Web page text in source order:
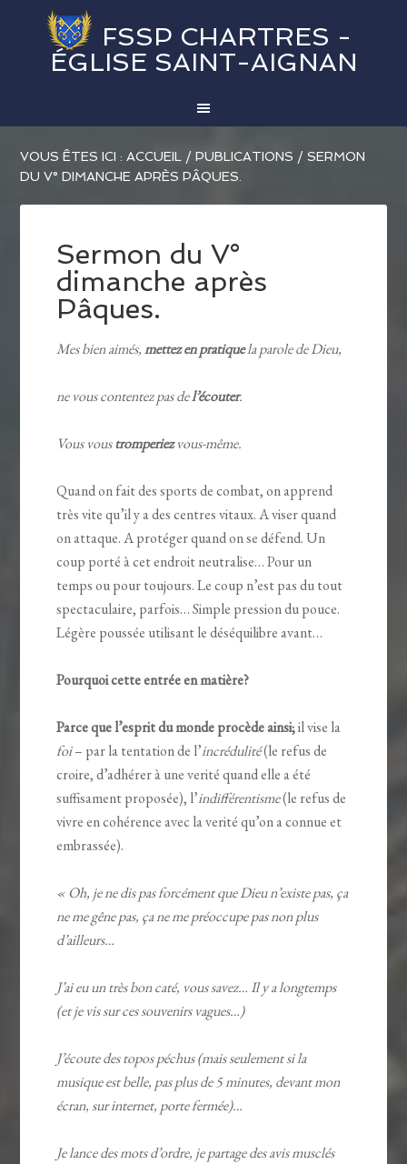
FSSP CHARTRES -
ÉGLISE SAINT-AIGNAN
VOUS ÊTES ICI :ACCUEIL / PUBLICATIONS / SERMON
DU V° DIMANCHE APRÈS PÂQUES.
Sermon du V°
dimanche après
Pâques.
Mes bien aimés,mettez en pratiquela parole de Dieu,
ne vous contentez pas del’écouter.
Vous voustromperiezvous-même.
Quand on fait des sports de combat, on apprend
très vite qu’il y a des centres vitaux. A viser quand
on attaque. A protéger quand on se défend. Un
coup porté à cet endroit neutralise… Pour un
temps ou pour toujours. Le coup n’est pas du tout
spectaculaire, parfois… Simple pression du pouce.
Légère poussée utilisant le déséquilibre avant…
Pourquoi cette entrée en matière?
Parce que l’esprit du monde procède ainsi;il vise la
foi– par la tentation de l’incrédulité(le refus de
croire, d’adhérer à une verité quand elle a été
suffisament proposée), l’indifférentisme(le refus de
vivre en cohérence avec la verité qu’on a connue et
embrassée).
« Oh, je ne dis pas forcément que Dieu n’existe pas, ça
ne me gêne pas, ça ne me préoccupe pas non plus
d’ailleurs…
J’ai eu un très bon caté, vous savez… Il y a longtemps
(et je vis sur ces souvenirs vagues…)
J’écoute des topos péchus (mais seulement si la
musique est belle, pas plus de 5 minutes, devant mon
écran, sur internet, porte fermée)…
Je lance des mots d’ordre, je partage des avis musclés